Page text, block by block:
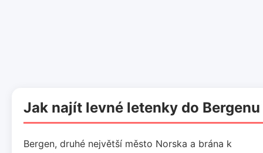
Jak najít levné letenky do Bergenu
Bergen, druhé největší město Norska a brána k